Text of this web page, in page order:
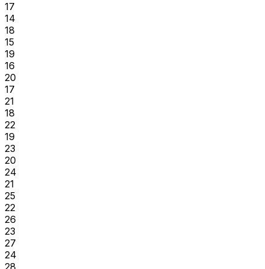
17
14
18
15
19
16
20
17
21
18
22
19
23
20
24
21
25
22
26
23
27
24
28